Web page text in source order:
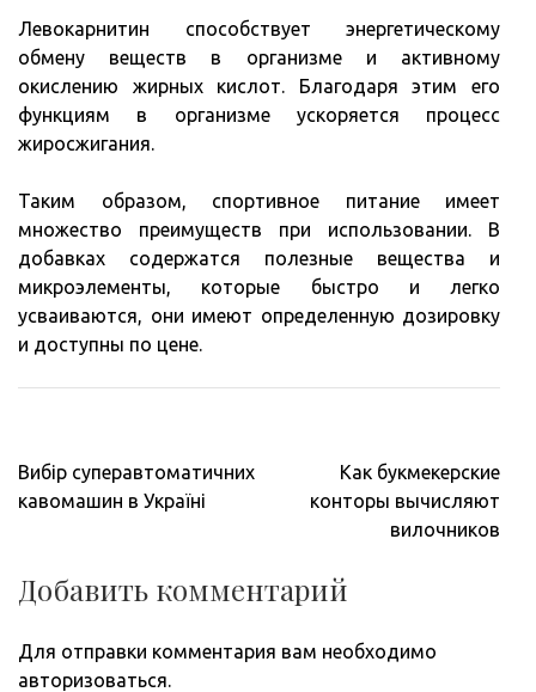
Левокарнитин способствует энергетическому
обмену веществ в организме и активному
окислению жирных кислот. Благодаря этим его
функциям в организме ускоряется процесс
жиросжигания.
Таким образом, спортивное питание имеет
множество преимуществ при использовании. В
добавках содержатся полезные вещества и
микроэлементы, которые быстро и легко
усваиваются, они имеют определенную дозировку
и доступны по цене.
Навигация
по
Вибір суперавтоматичних
кавомашин в Україні
Как букмекерские
конторы вычисляют
вилочников
Добавить комментарий
Для отправки комментария вам необходимо
авторизоваться.